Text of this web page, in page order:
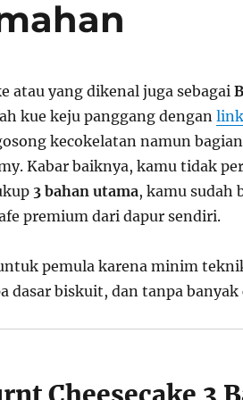
atau yang dikenal juga sebagai
kue keju panggang dengan
kecokelatan namun
Kabar baiknya, kamu tidak
3 bahan utama, kamu sudah
premium dari dapur sendiri.
pemula karena minim
dasar biskuit, dan tanpa